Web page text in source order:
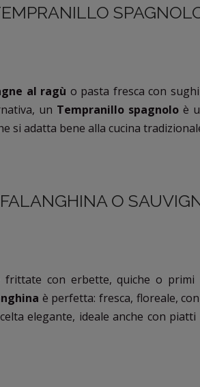
al ragù o pasta fresca con
un Tempranillo spagnolo è
si adatta bene alla cucina
O
con erbette, quiche o primi
è perfetta: fresca, floreale,
elegante, ideale anche con piatti